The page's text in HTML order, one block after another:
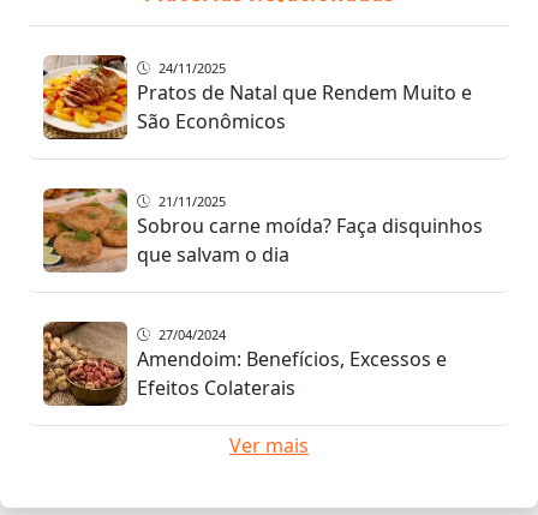
24/11/2025
Pratos de Natal que Rendem Muito e
São Econômicos
21/11/2025
Sobrou carne moída? Faça disquinhos
que salvam o dia
27/04/2024
Amendoim: Benefícios, Excessos e
Efeitos Colaterais
Ver mais